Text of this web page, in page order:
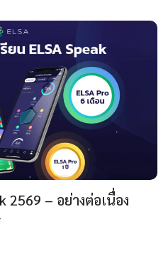
2569 – อย่างต่อเนื่อง